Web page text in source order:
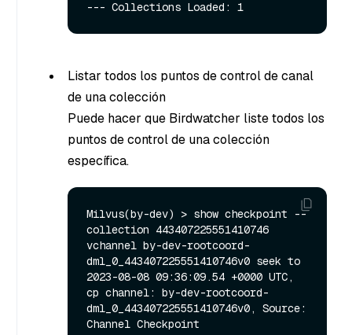
Listar todos los puntos de control de canal
de una colección
Puede hacer que Birdwatcher liste todos los
puntos de control de una colección
específica.
Milvus(by-dev) > show checkpoint --
collection 443407225551410746
vchannel by-dev-rootcoord-
dml_0_443407225551410746v0 seek to
2023-08-08 09:36:09.54 +0000 UTC,
cp channel: by-dev-rootcoord-
dml_0_443407225551410746v0, Source: